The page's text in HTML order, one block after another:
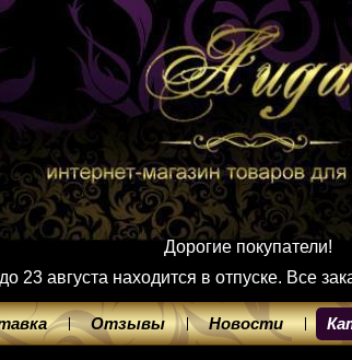
Дорогие покупатели!
23 августа находится в отпуске. Все
Отзывы Новости